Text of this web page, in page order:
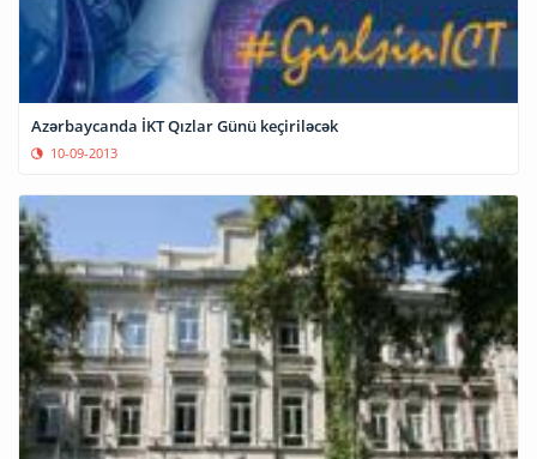
Azərbaycanda İKT Qızlar Günü keçiriləcək
10-09-2013